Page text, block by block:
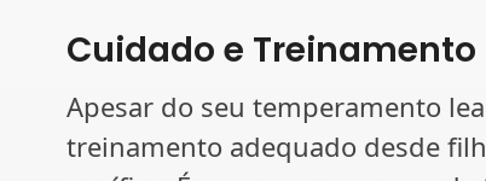
Cuidado e Treinamento
Apesar do seu temperamento
treinamento adequado desde